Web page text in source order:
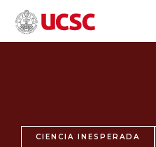
CIENCIA INESPERADA